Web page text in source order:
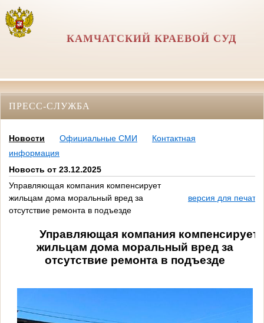
КАМЧАТСКИЙ КРАЕВОЙ СУД
ПРЕСС-СЛУЖБА
Новости Официальные СМИ
Контактная
информация
Новость от 23.12.2025
Управляющая компания компенсирует
жильцам дома моральный вред за
отсутствие ремонта в подъезде
версия для печати
Управляющая компания компенсирует
жильцам дома моральный вред за
отсутствие ремонта в подъезде